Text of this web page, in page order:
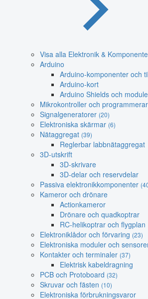
Visa alla Elektronik &
Arduino
Arduino-komponenter och
Arduino-kort
Arduino Shields och
Mikrokontroller och
Signalgeneratorer (20)
Elektroniska skärmar (6)
Nätaggregat (39)
Reglerbar labbnätaggregat
3D-utskrift
3D-skrivare
3D-delar och reservdelar
Passiva elektronikkomponenter
Kameror och drönare
Actionkameror
Drönare och quadkoptrar
RC-helikoptrar och flygplan
Elektroniklådor och förvaring (23)
Elektroniska moduler och
Kontakter och terminaler (37)
Elektrisk kabeldragning
PCB och Protoboard (32)
Skruvar och fästen (10)
Elektroniska förbrukningsvaror